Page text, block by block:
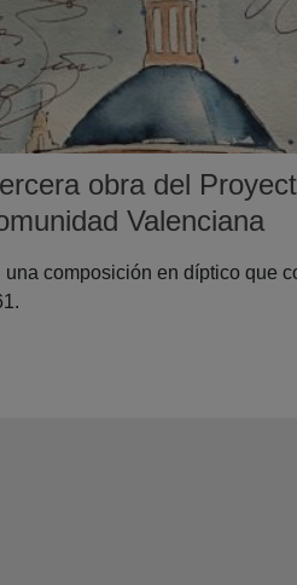
obra del
Valenciana
una composición en díptico que